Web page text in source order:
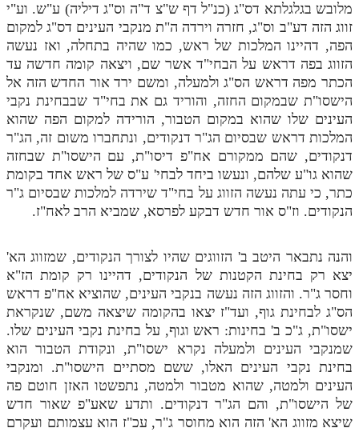
מלובש בגלגלתא דס"ג (כנ"ל דף ש"צ ד"ה וס"ג דיליה) ע"ש. וע"י
זווג הזה דע"ב וס"ג, חזרה וירדה ה"ת מנקבי העינים דס"ג למקום
הפה, דהיינו המלכות של ראש, כמו שהיה בתחלה, ואז נעשה
הזווג בפה דראש על הבחי"ד אשר שם, ויצאה קומה חדשה עד
הכתר מפה דראש הס"ג ולמעלה, ומשם ירד אור החדש הזה אל
הישסו"ת שבמקום החזה, והוריד גם את בחי"ד שבבחינת נקבי
העינים שלו שהוא במקום הטבור, הורידה למקום הפה שהוא
המלכות דראש שבסיום הג"ר דנקודים, ונתחברו משום זה, הג"ר
דנקודים, שהם ממקורם אח"פ דיסו"ת, עם הישסו"ת שבחזה
שהוא גו"ע שלהם, ונעשו ביחד לבחי' ע"ס של ראש אחד בקומת
כתר, כי עתה נעשה הזווג על בחי"ד שירדה למלכות שבסיום ג"ר
הנקודים. וז"ס אור חדש דבקע לפרסא, שמביא הרב לאח"ז.
והנה נתבאר היטב ב' הזווגים שהיו לצורך הנקודים, שמזווג הא'
יצא רק בחינת הקטנות של הנקודים, דהיינו רק קומת הז"א
וחסר ג"ר. והזווג הזה נעשה בנקבי העינים, שהוציא אח"פ דראש
הס"ג לבחינת גוף, ועד"ז יצאו בהקומה שיצאה משם, שנקראת
ישסו"ת, ג"כ ב' בחינות: ראש וגוף, על בחינת נקבי העינים שלו.
שמנקבי העינים ולמעלה נקרא ישסו"ת, ונקודת הטבור הוא
בחינת נקבי העינים האלו, ששם מסתיים הישסו"ת. ומנקבי
העינים ולמטה, שהוא מטבור ולמטה, נתפשטו האזן חוטם פה
של הישסו"ת, והם הג"ר דנקודים. ותדע שאע"פ שאור חדש
שיצא מזווג הא' הזה הוא מחוסר ג"ר, עכ"ז הוא עצמותם ועקרם